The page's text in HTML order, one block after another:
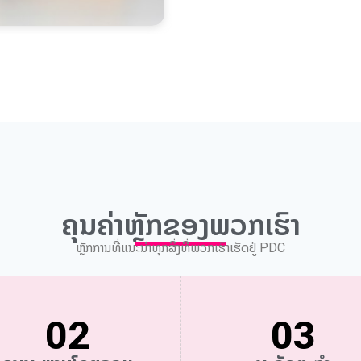
ຄຸນຄ່າຫຼັກຂອງພວກເຮົາ
ຫຼັກການທີ່ແນະນໍາທຸກສິ່ງທີ່ພວກເຮົາເຮັດຢູ່ PDC
02 03